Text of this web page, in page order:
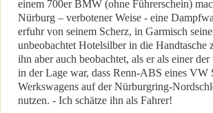
einem 700er BMW (ohne Führerschein)
Nürburg – verbotener Weise - eine
erfuhr von seinem Scherz, in Garmisch
unbeobachtet Hotelsilber in die Handtasche
ihn aber auch beobachtet, als er als einer
in der Lage war, dass Renn-ABS eines VW
Werkswagens auf der Nürburgring-
nutzen. - Ich schätze ihn als Fahrer!